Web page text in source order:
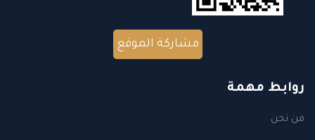
مشاركة الموقع
روابط مهمة
من نحن